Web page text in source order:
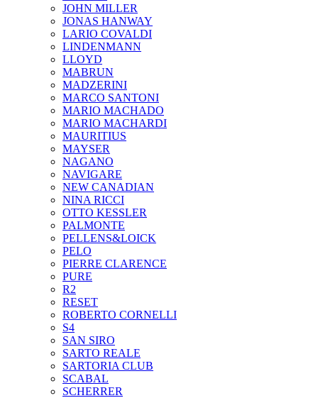
JOHN MILLER
JONAS HANWAY
LARIO COVALDI
LINDENMANN
LLOYD
MABRUN
MADZERINI
MARCO SANTONI
MARIO MACHADO
MARIO MACHARDI
MAURITIUS
MAYSER
NAGANO
NAVIGARE
NEW CANADIAN
NINA RICCI
OTTO KESSLER
PALMONTE
PELLENS&LOICK
PELO
PIERRE CLARENCE
PURE
R2
RESET
ROBERTO CORNELLI
S4
SAN SIRO
SARTO REALE
SARTORIA CLUB
SCABAL
SCHERRER